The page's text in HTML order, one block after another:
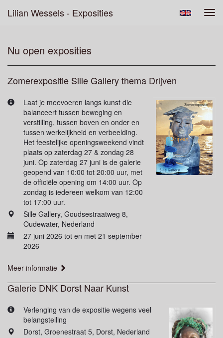
Lilian Wessels - Exposities
Nu open exposities
Zomerexpositie Sille Gallery thema Drijven
Laat je meevoeren langs kunst die
balanceert tussen beweging en
verstilling, tussen boven en onder en
tussen werkelijkheid en verbeelding.
Het feestelijke openingsweekend vindt
plaats op zaterdag 27 & zondag 28
juni. Op zaterdag 27 juni is de galerie
geopend van 10:00 tot 20:00 uur, met
de officiële opening om 14:00 uur. Op
zondag is iedereen welkom van 12:00
tot 17:00 uur.
Sille Gallery, Goudsestraatweg 8,
Oudewater, Nederland
27 juni 2026 tot en met 21 september
2026
Meer informatie
Galerie DNK Dorst Naar Kunst
Verlenging van de expositie wegens veel
belangstelling
Dorst, Groenestraat 5, Dorst, Nederland